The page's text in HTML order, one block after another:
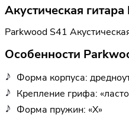
Акустическая
Parkwood S41
Особенности
Форма корпуса:
Крепление грифа:
Форма пружин: «Х»